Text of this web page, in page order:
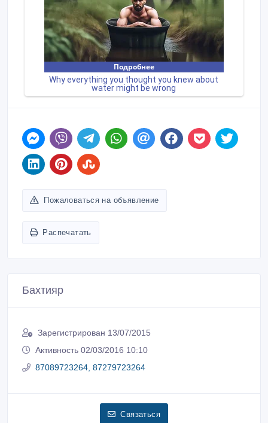
Пожаловаться на объявление
Распечатать
Бахтияр
Зарегистрирован 13/07/2015
Активность 02/03/2016 10:10
87089723264, 87279723264
Связаться